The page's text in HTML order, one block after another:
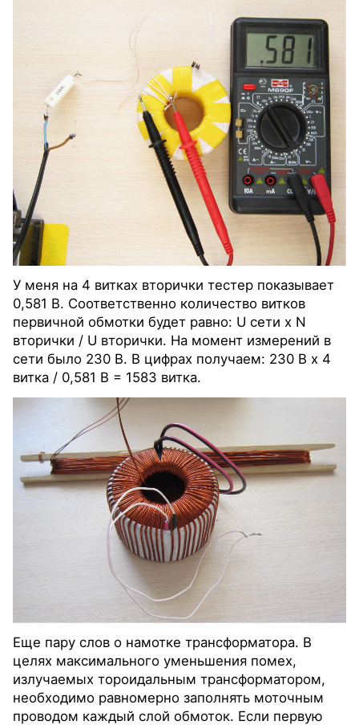
У меня на 4 витках вторички тестер показывает
0,581 В. Соответственно количество витков
первичной обмотки будет равно: U сети х N
вторички / U вторички. На момент измерений в
сети было 230 В. В цифрах получаем: 230 В х 4
витка / 0,581 В = 1583 витка.
Еще пару слов о намотке трансформатора. В
целях максимального уменьшения помех,
излучаемых тороидальным трансформатором,
необходимо равномерно заполнять моточным
проводом каждый слой обмоток. Если первую